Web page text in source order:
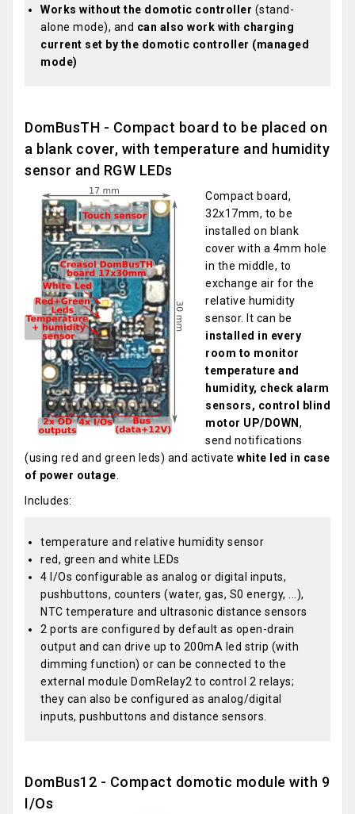
Works without the domotic controller (stand-
alone mode), and can also work with charging
current set by the domotic controller (managed
mode)
DomBusTH - Compact board to be placed on
a blank cover, with temperature and humidity
sensor and RGW LEDs
Compact board,
32x17mm, to be
installed on blank
cover with a 4mm hole
in the middle, to
exchange air for the
relative humidity
sensor. It can be
installed in every
room to monitor
temperature and
humidity, check alarm
sensors, control blind
motor UP/DOWN ,
send notifications
(using red and green leds) and activate white led in case
of power outage
Includes:
temperature and relative humidity sensor
red, green and white LEDs
4 I/Os configurable as analog or digital inputs,
pushbuttons, counters (water, gas, S0 energy, ...),
NTC temperature and ultrasonic distance sensors
2 ports are configured by default as open-drain
output and can drive up to 200mA led strip (with
dimming function) or can be connected to the
external module DomRelay2 to control 2 relays;
they can also be configured as analog/digital
inputs, pushbuttons and distance sensors.
DomBus12 - Compact domotic module with 9
I/Os